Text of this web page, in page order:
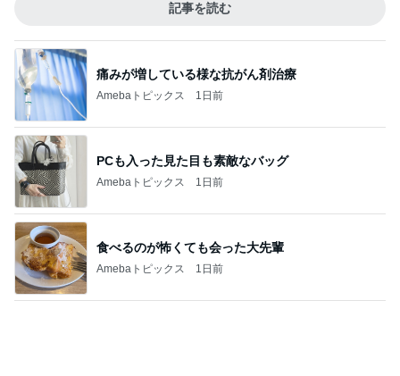
記事を読む
痛みが増している様な抗がん剤治療
Amebaトピックス 1日前
PCも入った見た目も素敵なバッグ
Amebaトピックス 1日前
食べるのが怖くても会った大先輩
Amebaトピックス 1日前